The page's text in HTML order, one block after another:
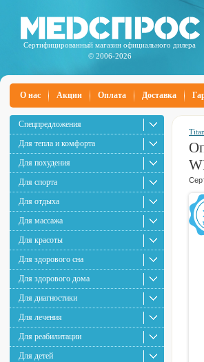
Сертифицированный магазин официального дилера
© 2006-2026
О нас Акции Оплата Доставка
Спецпредложения
Для тепла и комфорта
Для похудения
Для спорта
Для отдыха
Для массажа
Для красоты
Для здорового сна
Для здорового дома
Для диагностики
Для лечения
Для реабилитации
Для детей
Titan